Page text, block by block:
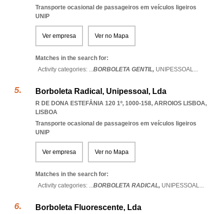
Transporte ocasional de passageiros em veículos ligeiros
UNIP
Ver empresa Ver no Mapa
Matches in the search for:
Activity categories: ...BORBOLETA GENTIL, UNIPESSOAL...
Borboleta Radical, Unipessoal, Lda
R DE DONA ESTEFÂNIA 120 1º, 1000-158, ARROIOS LISBOA,
LISBOA
Transporte ocasional de passageiros em veículos ligeiros
UNIP
Ver empresa Ver no Mapa
Matches in the search for:
Activity categories: ...BORBOLETA RADICAL, UNIPESSOAL...
Borboleta Fluorescente, Lda